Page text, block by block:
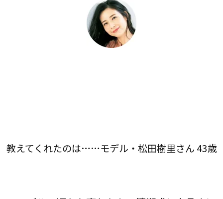
教えてくれたのは……モデル・松田樹里さん 43歳